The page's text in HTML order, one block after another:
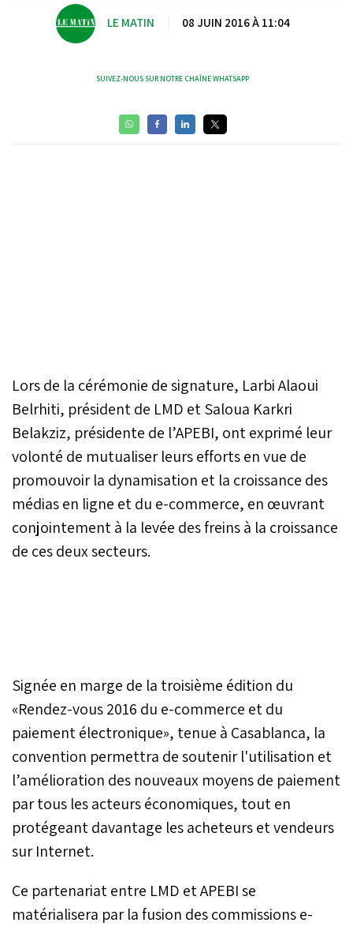
LE MATIN 08 JUIN 2016 À 11:04
SUIVEZ-NOUS SUR NOTRE CHAÎNE WHATSAPP
Lors de la cérémonie de signature, Larbi Alaoui
Belrhiti, président de LMD et Saloua Karkri
Belakziz, présidente de l’APEBI, ont exprimé leur
volonté de mutualiser leurs efforts en vue de
promouvoir la dynamisation et la croissance des
médias en ligne et du e-commerce, en œuvrant
conjointement à la levée des freins à la croissance
de ces deux secteurs.
Signée en marge de la troisième édition du
«Rendez-vous 2016 du e-commerce et du
paiement électronique», tenue à Casablanca, la
convention permettra de soutenir l'utilisation et
l’amélioration des nouveaux moyens de paiement
par tous les acteurs économiques, tout en
protégeant davantage les acheteurs et vendeurs
sur Internet.
Ce partenariat entre LMD et APEBI se
matérialisera par la fusion des commissions e-